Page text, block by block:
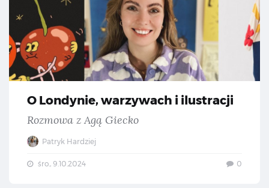
O Londynie, warzywach i ilustracji
Rozmowa z Agą Giecko
Patryk Hardziej
śro., 9.10.2024 0